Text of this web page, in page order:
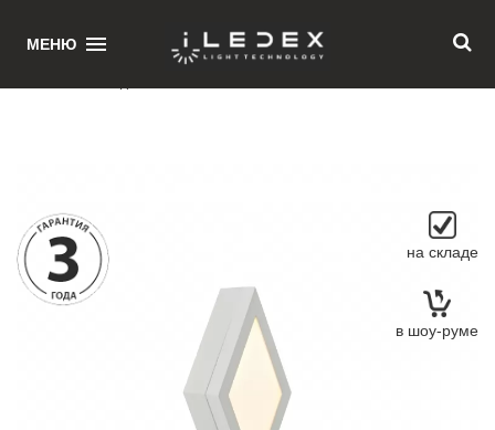
МЕНЮ
на складе
в шоу-руме